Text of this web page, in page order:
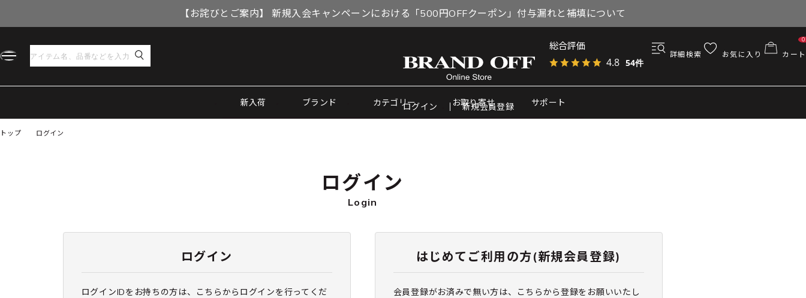
【お詫びとご案内】 新規入会キャンペーンにおける「500円OFFクーポン」付与漏れと補填について
総合評価
4.8 54件
詳細検索 お気に入り カート
0
新入荷 ブランド カテゴリー お取り寄せ サポート
ログイン 新規会員登録
トップ ログイン
ログイン
Login
ログイン
ログインIDをお持ちの方は、こちらからログインを行ってくだ
はじめてご利用の方(新規会員登録)
会員登録がお済みで無い方は、こちらから登録をお願いいたし